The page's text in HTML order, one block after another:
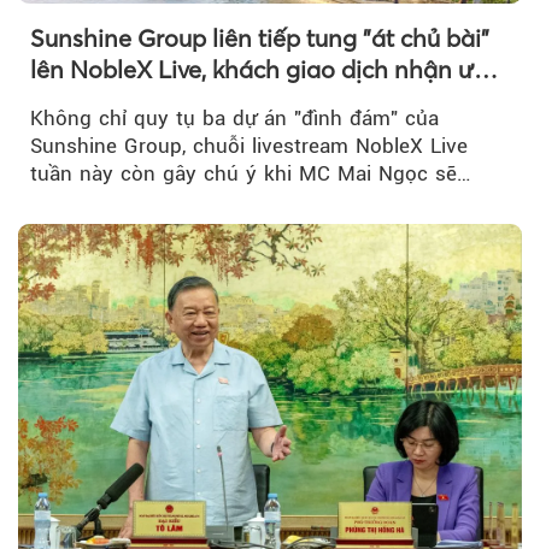
Sunshine Group liên tiếp tung "át chủ bài"
lên NobleX Live, khách giao dịch nhận ưu
Không chỉ quy tụ ba dự án "đình đám" của
Sunshine Group, chuỗi livestream NobleX Live
tuần này còn gây chú ý khi MC Mai Ngọc sẽ